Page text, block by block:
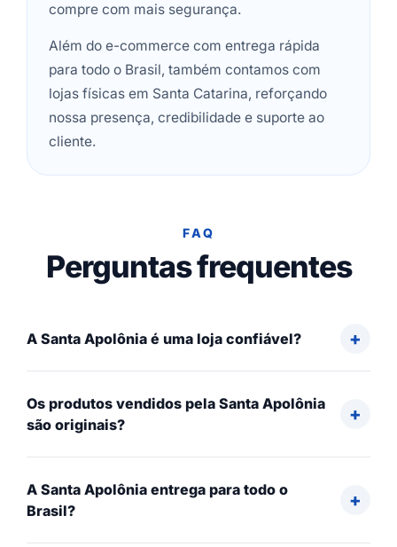
compre com mais segurança.
Além do e-commerce com entrega rápida
para todo o Brasil, também contamos com
lojas físicas em Santa Catarina, reforçando
nossa presença, credibilidade e suporte ao
cliente.
FAQ
Perguntas frequentes
A Santa Apolônia é uma loja confiável?
Os produtos vendidos pela Santa Apolônia
são originais?
A Santa Apolônia entrega para todo o
Brasil?